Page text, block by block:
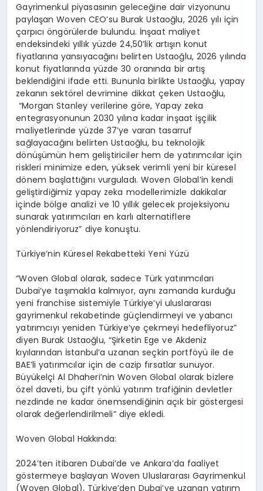
Gayrimenkul piyasasının geleceğine dair vizyonunu
paylaşanWoven CEO’su Burak Ustaoğlu,2026 yılı için
çarpıcı öngörülerde bulundu. İnşaat maliyet
endeksindeki yıllık yüzde 24,50’lik artışın konut
fiyatlarına yansıyacağını belirten Ustaoğlu, 2026 yılında
konut fiyatlarında yüzde 30 oranında bir artış
beklendiğini ifade etti. Bununla birlikte Ustaoğlu, yapay
zekanın sektörel devrimine dikkat çeken Ustaoğlu,
“MorganStanley verilerine göre, Yapay zeka
entegrasyonunun 2030 yılına kadar inşaat işçilik
maliyetlerinde yüzde 37’ye varan tasarruf
sağlayacağını belirten Ustaoğlu, bu teknolojik
dönüşümün hem geliştiriciler hem de yatırımcılar için
riskleri minimize eden, yüksek verimli yeni bir küresel
dönem başlattığını vurguladı. Woven Global’in kendi
geliştirdiğimiz yapay zeka modellerimizle dakikalar
içinde bölge analizi ve 10 yıllık gelecek projeksiyonu
sunarak yatırımcıları en karlı alternatiflere
yönlendiriyoruz” diye konuştu.
Türkiye’nin Küresel Rekabetteki Yeni Yüzü
“Woven Global olarak, sadece Türk yatırımcıları
Dubai’ye taşımakla kalmıyor, aynı zamanda kurduğu
yeni franchise sistemiyle Türkiye’yi uluslararası
gayrimenkul rekabetinde güçlendirmeyi ve yabancı
yatırımcıyı yeniden Türkiye’ye çekmeyi hedefliyoruz”
diyen Burak Ustaoğlu, “Şirketin Ege ve Akdeniz
kıyılarından İstanbul’a uzanan seçkin portföyü ile de
BAE’li yatırımcılar için de cazip fırsatlar sunuyor.
Büyükelçi Al Dhaheri’nin Woven Global olarak bizlere
özel daveti, bu çift yönlü yatırım trafiğinin devletler
nezdinde ne kadar önemsendiğinin açık bir göstergesi
olarak değerlendirilmeli” diye ekledi.
Woven Global Hakkında:
2024’ten itibaren Dubai’de ve Ankara’da faaliyet
göstermeye başlayan Woven Uluslararası Gayrimenkul
(Woven Global), Türkiye’den Dubai’ye uzanan yatırım